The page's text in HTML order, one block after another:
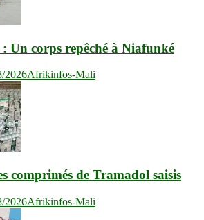
Un corps repêché à Niafunké
2026Afrikinfos-Mali
comprimés de Tramadol saisis
2026Afrikinfos-Mali